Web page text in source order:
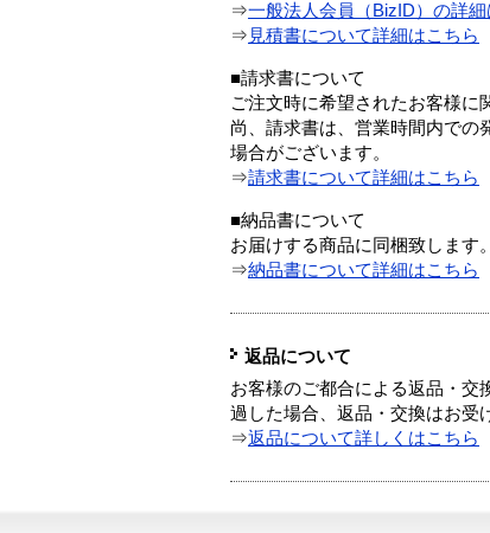
⇒一般法人会員（BizID）の詳細
⇒ 見積書について詳細はこちら
■請求書について
ご注文時に希望されたお客様に
尚、請求書は、営業時間内での
場合がございます。
⇒請求書について詳細はこちら
■納品書について
お届けする商品に同梱致します。
⇒納品書について詳細はこちら
返品について
お客様のご都合による返品・交
過した場合、返品・交換はお受
⇒返品について詳しくはこちら